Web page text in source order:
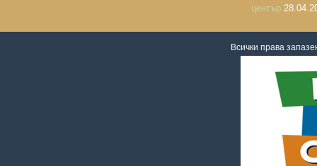
център
Всички права